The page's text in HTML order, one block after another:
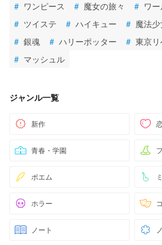
# ワンピース # 魔女の旅々 # ワ
# ツイステ # ハイキュー # 魔法
# 銀魂 # ハリーポッター # 東京
# マッシュル
ジャンル一覧
新作
青春・学園
ポエム
ホラー
ノート